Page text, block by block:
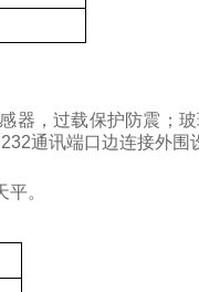
器，过载保护防震；
通讯端口边连接外围
。